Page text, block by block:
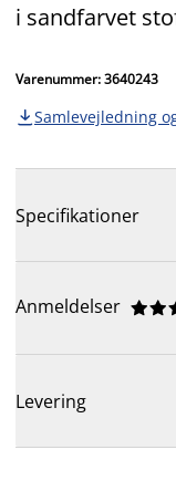
i sandfarvet
Varenummer: 3640243
 Samlevejledning
Specifikationer
Anmeldelser 


Levering